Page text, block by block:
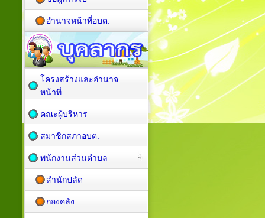
อำนาจหน้าที่อบต.
โครงสร้างและอำนาจ
หน้าที่
คณะผู้บริหาร
สมาชิกสภาอบต.
พนักงานส่วนตำบล
สำนักปลัด
กองคลัง